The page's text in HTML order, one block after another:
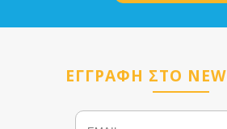
ΕΓΓΡΑΦΗ ΣΤΟ
Email